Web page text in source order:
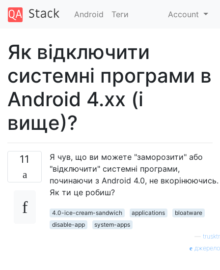
Android Теги Account
Як відключити
системні програми в
Android 4.xx (і
вище)?
11
Я чув, що ви можете "заморозити" або
"відключити" системні програми,
починаючи з Android 4.0, не вкорінюючись.
Як ти це робиш?
4.0-ice-cream-sandwich applications
bloatware
disable-app
system-apps
trusktr
джерело